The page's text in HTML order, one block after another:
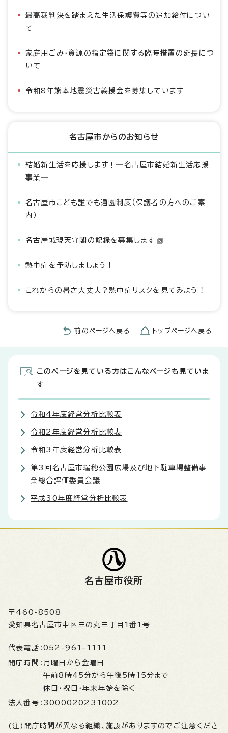
最高裁判決を踏まえた生活保護費等の追加給付につい
て
家庭用ごみ・資源の指定袋に関する臨時措置の延長につ
いて
令和8年熊本地震災害義援金を募集しています
名古屋市からのお知らせ
結婚新生活を応援します！―名古屋市結婚新生活応援
事業―
名古屋市こども誰でも通園制度（保護者の方へのご案
内）
名古屋城現天守閣の記録を募集します
熱中症を予防しましょう！
これからの暑さ大丈夫？熱中症リスクを見てみよう！
前のページへ戻る トップページへ戻る
このページを見ている方はこんなページも見ていま
す
令和4年度経営分析比較表
令和2年度経営分析比較表
令和3年度経営分析比較表
第3回名古屋市瑞穂公園広場及び地下駐車場整備事
業総合評価委員会議
平成30年度経営分析比較表
名古屋市役所
〒460-8508
愛知県名古屋市中区三の丸三丁目1番1号
代表電話： 052-961-1111
開庁時間： 月曜日から金曜日
午前8時45分から午後5時15分まで
休日・祝日・年末年始を除く
法人番号： 3000020231002
(注)開庁時間が異なる組織、施設がありますのでご注意くださ